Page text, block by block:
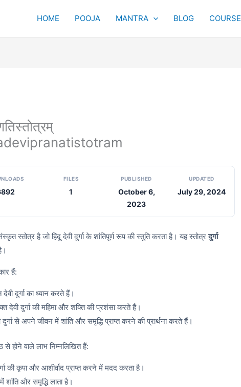
HOME POOJA MANTRA BLOG COURSE
FILES
1
PUBLISHED
October 6,
2023
UPDATED
July 29, 2024
स्तोत्र है जो हिंदू देवी दुर्गा के शांतिपूर्ण रूप की स्तुति करता है। यह स्तोत्रदुर्गा
हैं:
दुर्गा का ध्यान करते हैं।
देवी दुर्गा की महिमा और शक्ति की प्रशंसा करते हैं।
से अपने जीवन में शांति और समृद्धि प्राप्त करने की प्रार्थना करते हैं।
से होने वाले लाभ निम्नलिखित हैं:
की कृपा और आशीर्वाद प्राप्त करने में मदद करता है।
और समृद्धि लाता है।